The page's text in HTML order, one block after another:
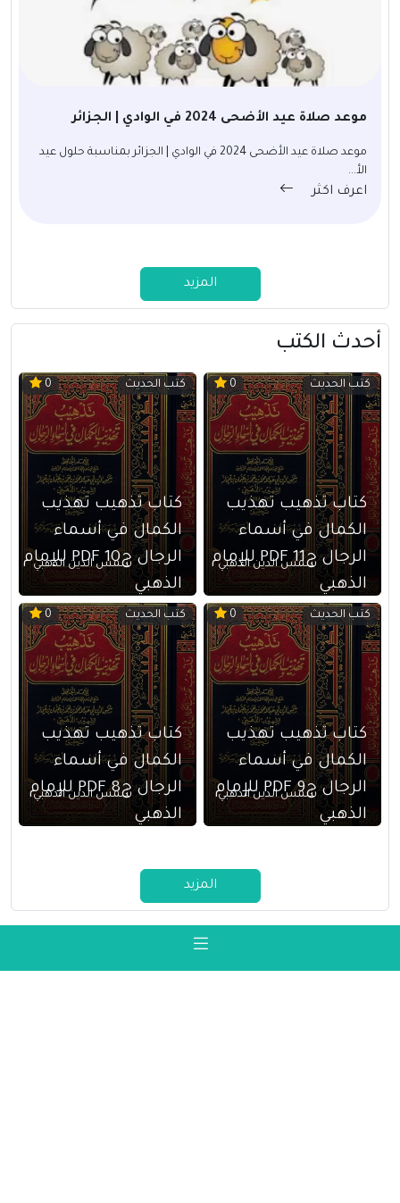
موعد صلاة عيد الأضحى 2024 في الوادي | الجزائر
موعد صلاة عيد الأضحى 2024 في الوادي | الجزائر بمناسبة حلول عيد
الأ...
اعرف اكثر
المزيد
أحدث الكتب
كتب الحديث 0
كتاب تذهيب تهذيب
الكمال في أسماء
الرجال ج11 PDF للإمام
الذهبي
شمس الدين الذهبي
كتب الحديث 0
كتاب تذهيب تهذيب
الكمال في أسماء
الرجال ج10 PDF للإمام
الذهبي
شمس الدين الذهبي
كتب الحديث 0
كتاب تذهيب تهذيب
الكمال في أسماء
الرجال ج9 PDF للإمام
الذهبي
شمس الدين الذهبي
كتب الحديث 0
كتاب تذهيب تهذيب
الكمال في أسماء
الرجال ج8 PDF للإمام
الذهبي
شمس الدين الذهبي
المزيد